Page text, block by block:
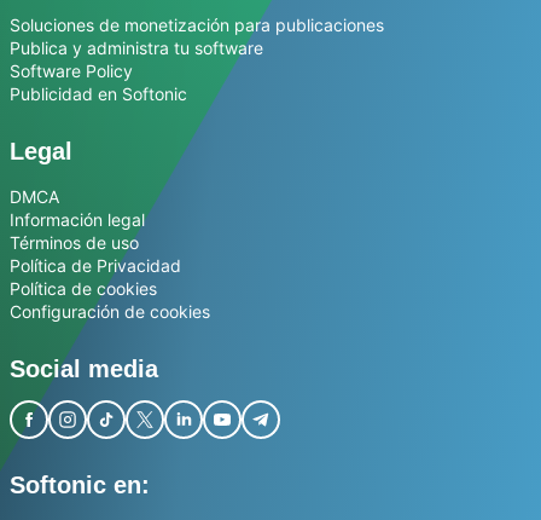
Soluciones de monetización para publicaciones
Publica y administra tu software
Software Policy
Publicidad en Softonic
Legal
DMCA
Información legal
Términos de uso
Política de Privacidad
Política de cookies
Configuración de cookies
Social media
Softonic en: